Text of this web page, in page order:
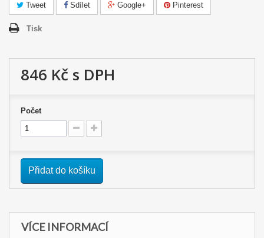
Tweet Sdílet Google+ Pinterest
Tisk
846 Kč s DPH
Počet
Přidat do košíku
VÍCE INFORMACÍ